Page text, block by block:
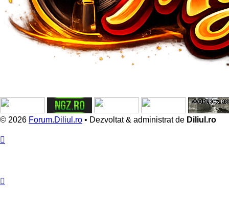
© 2026 Forum.Diliul.ro • Dezvoltat & administrat de Diliul.ro